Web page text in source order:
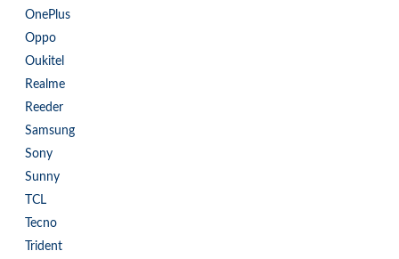
OnePlus
Oppo
Oukitel
Realme
Reeder
Samsung
Sony
Sunny
TCL
Tecno
Trident